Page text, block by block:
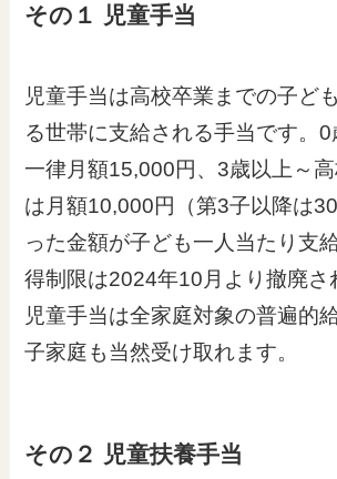
その１ 児童手当
児童手当は高校卒業までの子ど
る世帯に支給される手当です。
一律月額15,000円、3歳以上～
は月額10,000円（第3子以降は
った金額が子ども一人当たり支
得制限は2024年10月より撤廃さ
児童手当は全家庭対象の普遍的
子家庭も当然受け取れます。
その２ 児童扶養手当